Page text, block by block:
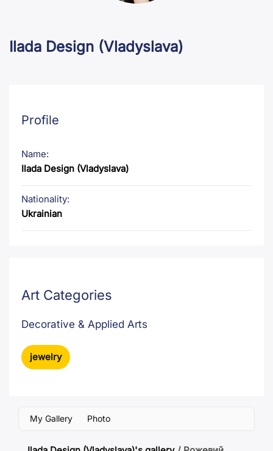
Ilada Design (Vladyslava)
Profile
Name:
Ilada Design (Vladyslava)
Nationality:
Ukrainian
Art Categories
Decorative & Applied Arts
jewelry
My Gallery Photo